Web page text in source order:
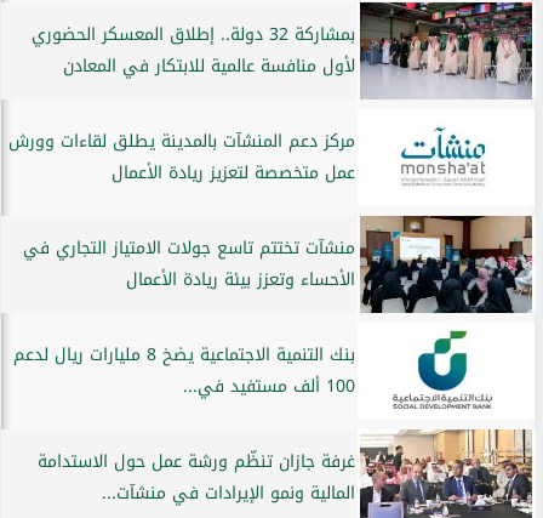
بمشاركة 32 دولة.. إطلاق المعسكر الحضوري
لأول منافسة عالمية للابتكار في المعادن
مركز دعم المنشآت بالمدينة يطلق لقاءات وورش
عمل متخصصة لتعزيز ريادة الأعمال
منشآت تختتم تاسع جولات الامتياز التجاري في
الأحساء وتعزز بيئة ريادة الأعمال
بنك التنمية الاجتماعية يضخ 8 مليارات ريال لدعم
100 ألف مستفيد في...
غرفة جازان تنظّم ورشة عمل حول الاستدامة
المالية ونمو الإيرادات في منشآت...